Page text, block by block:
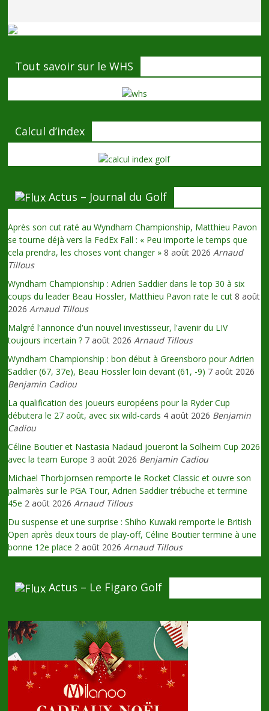
Tout savoir sur le WHS
Calcul d’index
Actus – Journal du Golf
Après son cut raté au Wyndham Championship, Matthieu Pavon
se tourne déjà vers la FedEx Fall : « Peu importe le temps que
cela prendra, les choses vont changer » 8 août 2026 Arnaud
Tillous
Wyndham Championship : Adrien Saddier dans le top 30 à six
coups du leader Beau Hossler, Matthieu Pavon rate le cut 8 août
2026 Arnaud Tillous
Malgré l'annonce d'un nouvel investisseur, l'avenir du LIV
toujours incertain ? 7 août 2026 Arnaud Tillous
Wyndham Championship : bon début à Greensboro pour Adrien
Saddier (67, 37e), Beau Hossler loin devant (61, -9) 7 août 2026
Benjamin Cadiou
La qualification des joueurs européens pour la Ryder Cup
débutera le 27 août, avec six wild-cards 4 août 2026 Benjamin
Cadiou
Céline Boutier et Nastasia Nadaud joueront la Solheim Cup 2026
avec la team Europe 3 août 2026 Benjamin Cadiou
Michael Thorbjornsen remporte le Rocket Classic et ouvre son
palmarès sur le PGA Tour, Adrien Saddier trébuche et termine
45e 2 août 2026 Arnaud Tillous
Du suspense et une surprise : Shiho Kuwaki remporte le British
Open après deux tours de play-off, Céline Boutier termine à une
bonne 12e place 2 août 2026 Arnaud Tillous
Actus – Le Figaro Golf